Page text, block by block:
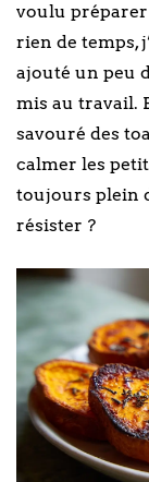
voulu préparer
rien de temps,
ajouté un peu
mis au travail.
savouré des
calmer les
toujours plein
résister ?